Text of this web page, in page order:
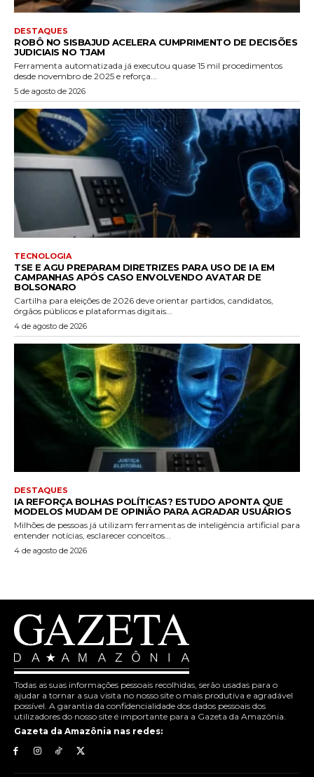
DESTAQUES
ROBÔ NO SISBAJUD ACELERA CUMPRIMENTO DE DECISÕES
JUDICIAIS NO TJAM
Ferramenta automatizada já executou quase 15 mil procedimentos
desde novembro de 2025 e reforça...
5 de agosto de 2026
TECNOLOGIA
TSE E AGU PREPARAM DIRETRIZES PARA USO DE IA EM
CAMPANHAS APÓS CASO ENVOLVENDO AVATAR DE
BOLSONARO
Cartilha para eleições de 2026 deve orientar partidos, candidatos,
órgãos públicos e plataformas digitais...
4 de agosto de 2026
DESTAQUES
IA REFORÇA BOLHAS POLÍTICAS? ESTUDO APONTA QUE
MODELOS MUDAM DE OPINIÃO PARA AGRADAR USUÁRIOS
Milhões de pessoas já utilizam ferramentas de inteligência artificial para
entender notícias, esclarecer conceitos...
4 de agosto de 2026
Todas as suas informações pessoais recolhidas, serão usadas para o
ajudar a tornar a sua visita no nosso site o mais produtiva e agradável
possível. A garantia da confidencialidade dos dados pessoais dos
utilizadores do nosso site é importante para a Gazeta da Amazônia.
Gazeta da Amazônia nas redes: